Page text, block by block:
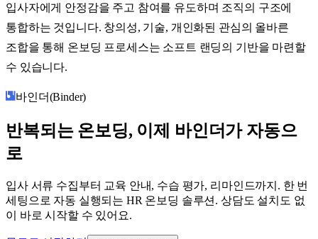
입사자에게 안정감을 주고 참여를 유도하며 조직의 구조에
통합하는 것입니다. 창의성, 기술, 개인화된 관심의 올바른
조합을 통해 온보딩 프로세스는 소프트 랜딩의 기반을 마련할
수 있습니다.
바인더(Binder)
반복되는 온보딩, 이제 바인더가 자동으
로
입사 서류 수집부터 교육 안내, 수습 평가, 리마인드까지. 한 번
세팅으로 자동 실행되는 HR 온보딩 솔루션. 상담도 설치도 없
이 바로 시작할 수 있어요.